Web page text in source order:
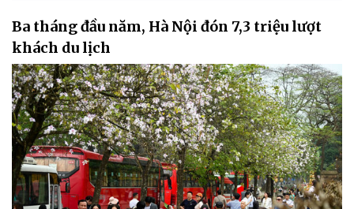
Ba tháng đầu năm, Hà Nội đón 7,3 triệu lượt
khách du lịch